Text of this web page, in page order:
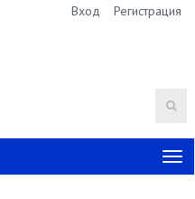
Вход Регистрация